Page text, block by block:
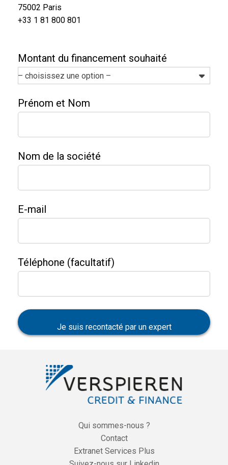
75002 Paris
+33 1 81 800 801
Montant du financement souhaité
– choisissez une option –
Prénom et Nom
Nom de la société
E-mail
Téléphone (facultatif)
Je suis recontacté par un expert
Qui sommes-nous ?
Contact
Extranet Services Plus